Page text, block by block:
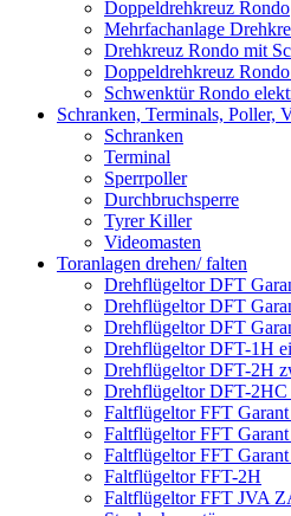
Doppeldrehkreuz Rondo
Mehrfachanlage
Drehkreuz Rondo mit
Doppeldrehkreuz
Schwenktür Rondo
Schranken, Terminals, Poller,
Schranken
Terminal
Sperrpoller
Durchbruchsperre
Tyrer Killer
Videomasten
Toranlagen drehen/ falten
Drehflügeltor DFT
Drehflügeltor DFT
Drehflügeltor DFT
Drehflügeltor DFT-1H
Drehflügeltor DFT-2H
Drehflügeltor DFT-
Faltflügeltor FFT Garant
Faltflügeltor FFT Garant
Faltflügeltor FFT
Faltflügeltor FFT-2H
Faltflügeltor FFT JVA